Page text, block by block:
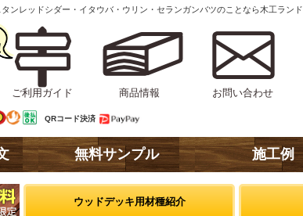
ンレッドシダー・イタウバ・ウリン・セランガンバツのことなら木工ランド
ご利用ガイド
商品情報 お問い合わせ
QRコード決済
無料サンプル 施工例
ウッドデッキ用材種紹介